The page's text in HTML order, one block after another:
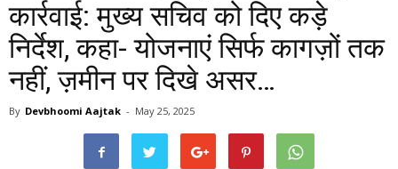
कार्रवाई: मुख्य सचिव को दिए कड़े
निर्देश, कहा- योजनाएं सिर्फ कागज़ों तक
नहीं, ज़मीन पर दिखे असर…
By Devbhoomi Aajtak - May 25, 2025